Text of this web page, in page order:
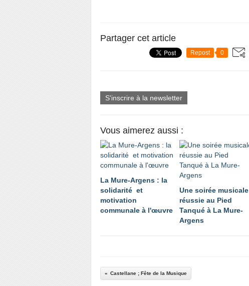
Partager cet article
Repost 0
S'inscrire à la newsletter
Vous aimerez aussi :
La Mure-Argens : la
solidarité et
motivation
communale à l'œuvre
Une soirée musicale
réussie au Pied
Tanqué à La Mure-
Argens
Castellane ; Fête de la Musique